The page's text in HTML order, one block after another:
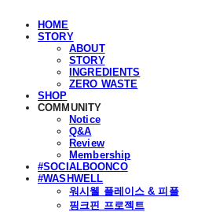
HOME
STORY
ABOUT
STORY
INGREDIENTS
ZERO WASTE
SHOP
COMMUNITY
Notice
Q&A
Review
Membership
#SOCIALBOONCO
#WASHWELL
워시웰 플레이스 & 피플
핑크핀 프로젝트